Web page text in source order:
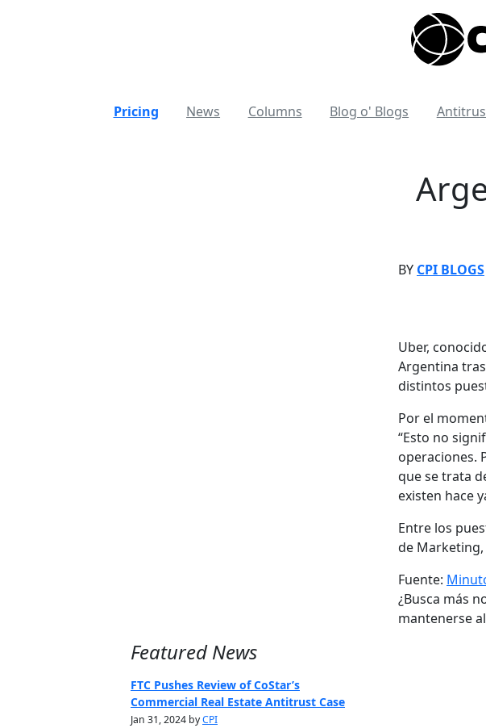
Pricing News Columns Blog o' Blogs
BY CPI BLOGS
Uber,
Argentina
distintos
Por el
“Esto no
operaciones.
que se trata
existen hace
Entre los
de
Fuente:
¿Busca más
mantenerse
Featured News
FTC Pushes Review of CoStar’s
Commercial Real Estate Antitrust Case
Jan 31, 2024 byCPI